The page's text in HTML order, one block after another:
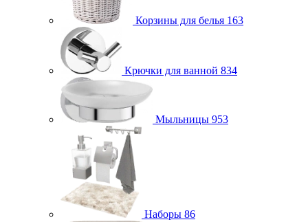
Корзины для белья 163
Крючки для ванной 834
Мыльницы 953
Наборы 86